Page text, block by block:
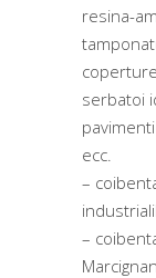
resina-
serbatoi
ecc.
–
–